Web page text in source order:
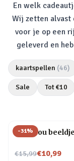
En welk
Wij zetten alvast
voor je op een
geleverd en
kaartspellen (46)
Sale Tot €10
-31%
Love you beeldje
€15,99
Nu voor€10,99